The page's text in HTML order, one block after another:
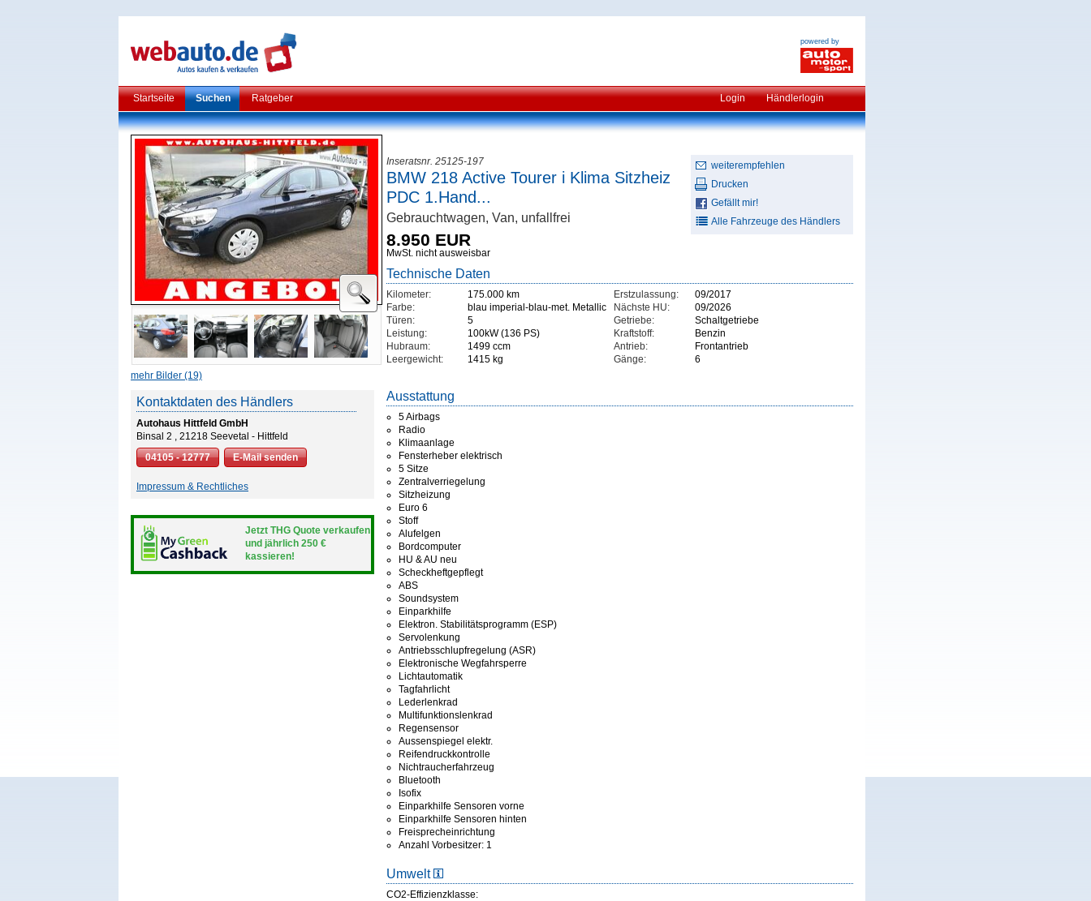
powered by
Startseite Suchen Ratgeber Login Händlerlogin
mehr Bilder (19)
Kontaktdaten des Händlers
Autohaus Hittfeld GmbH
Binsal 2 , 21218 Seevetal - Hittfeld
04105 - 12777
E-Mail senden
Impressum & Rechtliches
Jetzt THG Quote verkaufen
und jährlich 250 €
kassieren!
weiterempfehlen
Drucken
Gefällt mir!
Alle Fahrzeuge des Händlers
Inseratsnr. 25125-197
BMW 218 Active Tourer i Klima Sitzheiz
PDC 1.Hand...
Gebrauchtwagen, Van, unfallfrei
8.950 EUR
MwSt. nicht ausweisbar
Technische Daten
Kilometer:
175.000 km
Farbe:
blau imperial-blau-met. Metallic
Türen:
5
Leistung:
100kW (136 PS)
Hubraum:
1499 ccm
Leergewicht:
1415 kg
Erstzulassung:
09/2017
Nächste HU:
09/2026
Getriebe:
Schaltgetriebe
Kraftstoff:
Benzin
Antrieb:
Frontantrieb
Gänge:
6
Ausstattung
5 Airbags
Radio
Klimaanlage
Fensterheber elektrisch
5 Sitze
Zentralverriegelung
Sitzheizung
Euro 6
Stoff
Alufelgen
Bordcomputer
HU & AU neu
Scheckheftgepflegt
ABS
Soundsystem
Einparkhilfe
Elektron. Stabilitätsprogramm (ESP)
Servolenkung
Antriebsschlupfregelung (ASR)
Elektronische Wegfahrsperre
Lichtautomatik
Tagfahrlicht
Lederlenkrad
Multifunktionslenkrad
Regensensor
Aussenspiegel elektr.
Reifendruckkontrolle
Nichtraucherfahrzeug
Bluetooth
Isofix
Einparkhilfe Sensoren vorne
Einparkhilfe Sensoren hinten
Freisprecheinrichtung
Anzahl Vorbesitzer: 1
Umwelt
CO2-Effizienzklasse: